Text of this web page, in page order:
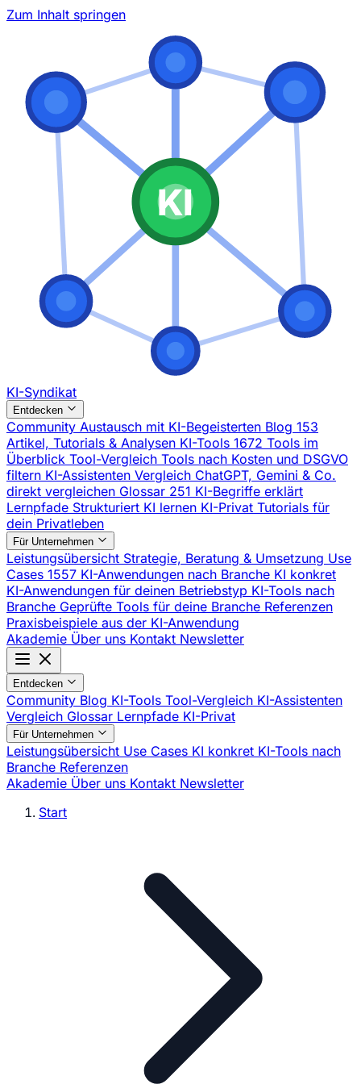
Zum Inhalt springen
KI
KI-Syndikat
Entdecken
Community Austausch mit KI-Begeisterten Blog 153
Artikel, Tutorials & Analysen KI-Tools 1672 Tools im
Überblick Tool-Vergleich Tools nach Kosten und DSGVO
filtern KI-Assistenten Vergleich ChatGPT, Gemini & Co.
direkt vergleichen Glossar 251 KI-Begriffe erklärt
Lernpfade Strukturiert KI lernen KI-Privat Tutorials für
dein Privatleben
Für Unternehmen
Leistungsübersicht Strategie, Beratung & Umsetzung Use
Cases 1557 KI-Anwendungen nach Branche KI konkret
KI-Anwendungen für deinen Betriebstyp KI-Tools nach
Branche Geprüfte Tools für deine Branche Referenzen
Praxisbeispiele aus der KI-Anwendung
Akademie Über uns Kontakt Newsletter
Entdecken
Community Blog KI-Tools Tool-Vergleich KI-Assistenten
Vergleich Glossar Lernpfade KI-Privat
Für Unternehmen
Leistungsübersicht Use Cases KI konkret KI-Tools nach
Branche Referenzen
Akademie Über uns Kontakt Newsletter
Start